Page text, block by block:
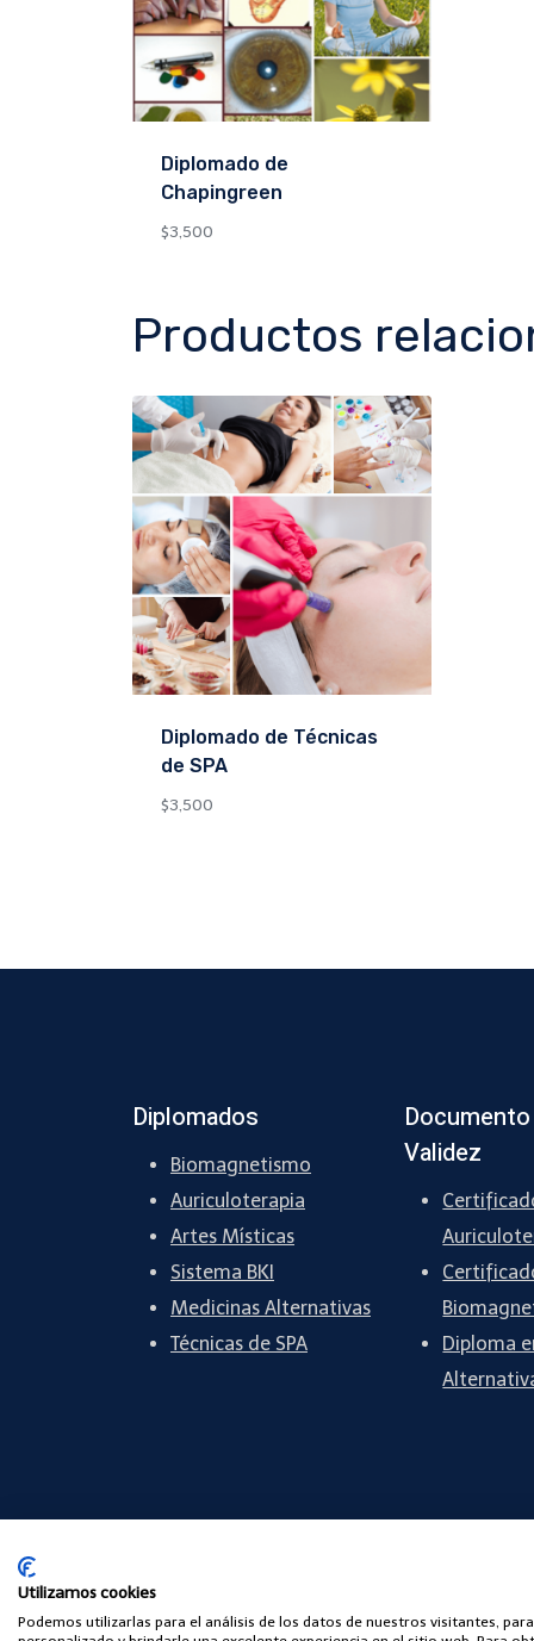
Diplomado de
Chapingreen
$3,500
Productos
Diplomado de Técnicas
de SPA
$3,500
Diplomados
Biomagnetismo
Auriculoterapia
Artes Místicas
Sistema BKI
Medicinas Alternativas
Técnicas de SPA
Validez
Diploma
© 2026 Power By CHAPINGREEN
Utilizamos cookies
Podemos utilizarlas para el análisis de los datos de nuestros visitantes,